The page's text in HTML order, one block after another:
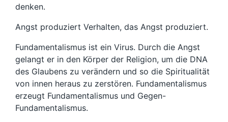
denken.
Angst produziert Verhalten, das Angst produziert.
Fundamentalismus ist ein Virus. Durch die Angst
gelangt er in den Körper der Religion, um die DNA
des Glaubens zu verändern und so die Spiritualität
von innen heraus zu zerstören. Fundamentalismus
erzeugt Fundamentalismus und Gegen-
Fundamentalismus.